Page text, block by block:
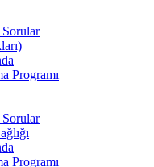
Sorular
Programı
Sorular
Programı